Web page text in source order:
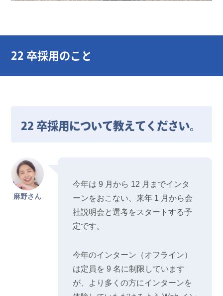
22 卒採用のこと
22 卒採用について教えてください。
麻野さん
今年は 9 月から 12 月までインタ
ーンをおこない、来年 1 月から会
社説明会と選考をスタートする予
定です。
今年のインターン（オフライン）
は定員を 9 名に制限しています
が、より多くの方にインターンを